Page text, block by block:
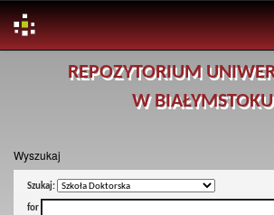
REPOZYTORIUM
W BIAŁYMSTOKU
Wyszukaj
Szukaj:
for